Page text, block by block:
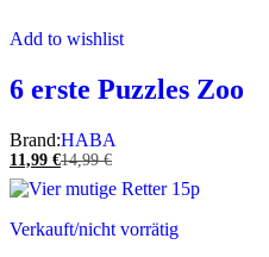
Add to wishlist
6 erste Puzzles Zoo
Brand:HABA
11,99 €14,99€
Verkauft/nicht vorrätig